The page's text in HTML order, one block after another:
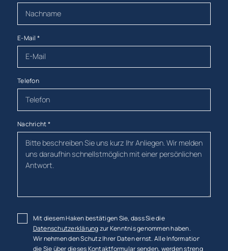
E-Mail *
Telefon
Nachricht*
Mit diesem Haken bestätigen Sie, dass Sie die
Datenschutzerklärungzur Kenntnis genommen haben.
Wir nehmen den Schutz Ihrer Daten ernst. Alle Informationen,
die Sie über dieses Kontaktformular senden, werden streng